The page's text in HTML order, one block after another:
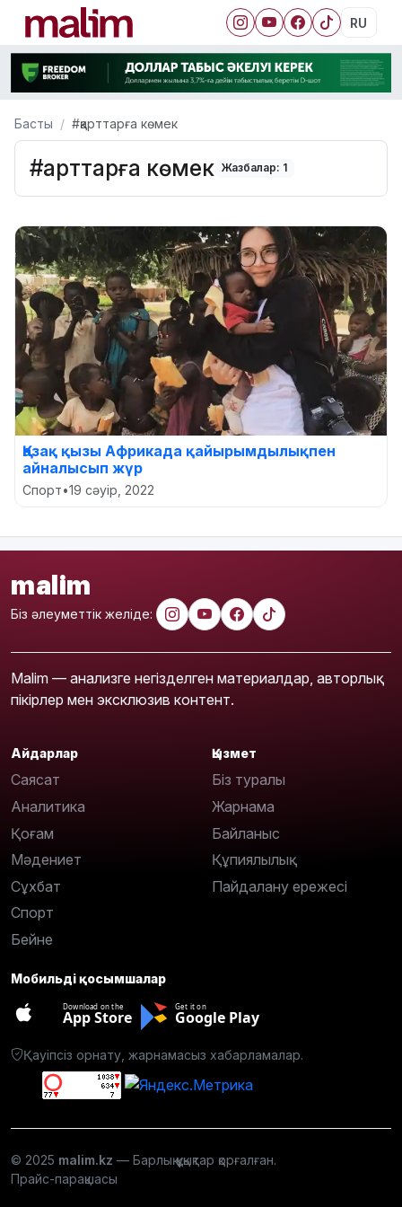
RU
Басты #қарттарға көмек
#қарттарға көмек Жазбалар: 1
Қазақ қызы Африкада қайырымдылықпен
айналысып жүр
Спорт•19 сәуір, 2022
malim
Біз әлеуметтік желіде:
Malim — анализге негізделген материалдар, авторлық
пікірлер мен эксклюзив контент.
Айдарлар
Саясат
Аналитика
Қоғам
Мәдениет
Сұхбат
Спорт
Бейне
Қызмет
Біз туралы
Жарнама
Байланыс
Құпиялылық
Пайдалану ережесі
Мобильді қосымшалар
Download on the
App Store
Get it on
Google Play
Қауіпсіз орнату, жарнамасыз хабарламалар.
© 2025 malim.kz — Барлық құқықтар қорғалған.
Прайс-парақшасы